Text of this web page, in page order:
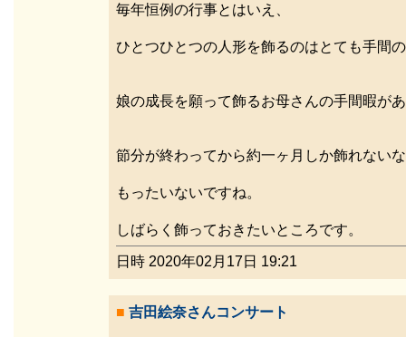
毎年恒例の行事とはいえ、
ひとつひとつの人形を飾るのはとても手間
娘の成長を願って飾るお母さんの手間暇が
節分が終わってから約一ヶ月しか飾れない
もったいないですね。
しばらく飾っておきたいところです。
日時 2020年02月17日 19:21
■ 吉田絵奈さんコンサート